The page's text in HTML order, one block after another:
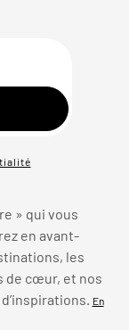
» qui vous
en avant-
les
de cœur, et nos
En